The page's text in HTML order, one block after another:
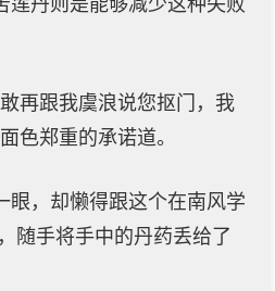
莲丹则是能够减少这种失败
再跟我虞浪说您抠门，我
色郑重的承诺道。
眼，却懒得跟这个在南风学
随手将手中的丹药丢给了